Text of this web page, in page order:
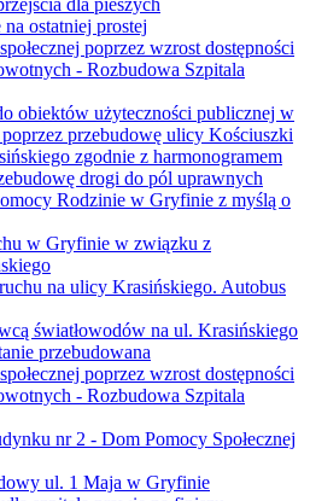
ostatniej prostej
poprzez wzrost dostępności
- Rozbudowa Szpitala
obiektów użyteczności publicznej w
przebudowę ulicy Kościuszki
zgodnie z harmonogramem
drogi do pól uprawnych
Rodzinie w Gryfinie z myślą o
w Gryfinie w związku z
na ulicy Krasińskiego. Autobus
światłowodów na ul. Krasińskiego
przebudowana
poprzez wzrost dostępności
- Rozbudowa Szpitala
nr 2 - Dom Pomocy Społecznej
ul. 1 Maja w Gryfinie